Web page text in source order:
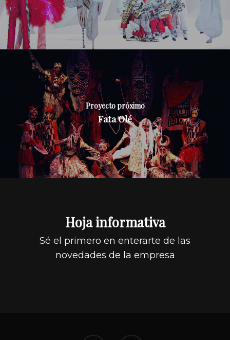
Proyecto próximo
Fata Olé
Hoja informativa
Sé el primero en enterarte de las
novedades de la empresa